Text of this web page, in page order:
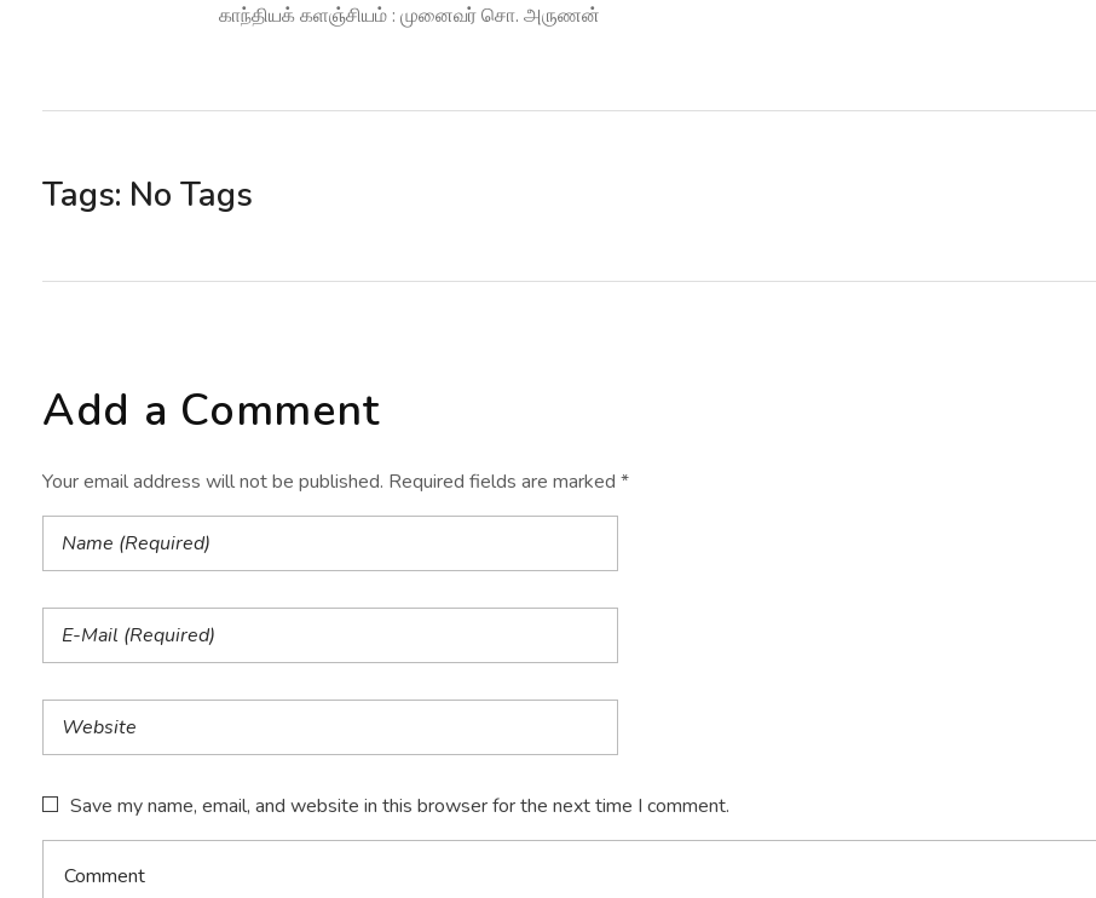
காந்தியக் களஞ்சியம் : முனைவர் சொ. அருணன்
Tags: No Tags
Add a Comment
Your email address will not be published. Required fields are marked *
Save my name, email, and website in this browser for the next time I comment.